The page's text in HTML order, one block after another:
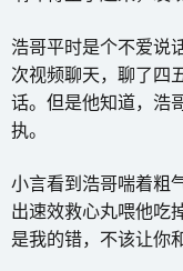
浩哥平时是个不爱说
次视频聊天，聊了四
话。但是他知道，浩
执。
小言看到浩哥喘着粗
出速效救心丸喂他吃
是我的错，不该让你